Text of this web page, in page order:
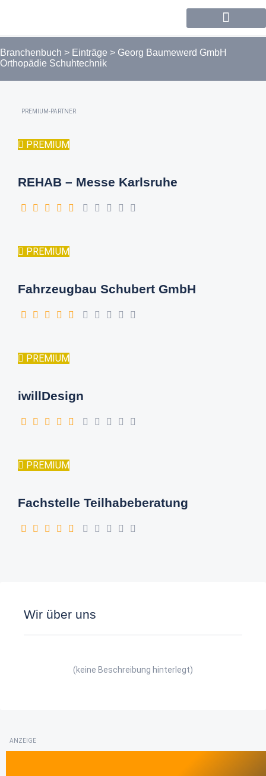
Branchenbuch > Einträge > Georg Baumewerd GmbH
Orthopädie Schuhtechnik
PREMIUM-PARTNER
PREMIUM
REHAB – Messe Karlsruhe
PREMIUM
Fahrzeugbau Schubert GmbH
PREMIUM
iwillDesign
PREMIUM
Fachstelle Teilhabeberatung
Wir über uns
(keine Beschreibung hinterlegt)
ANZEIGE